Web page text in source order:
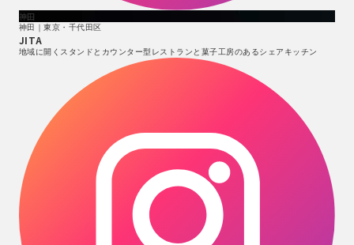
神田
神田｜東京・千代田区
JITA
地域に開くスタンドとカウンター型レストランと菓子工房のあるシェアキッチン